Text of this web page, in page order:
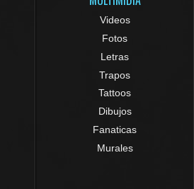
Videos
Fotos
Letras
Trapos
Tattoos
Dibujos
Fanaticas
Murales